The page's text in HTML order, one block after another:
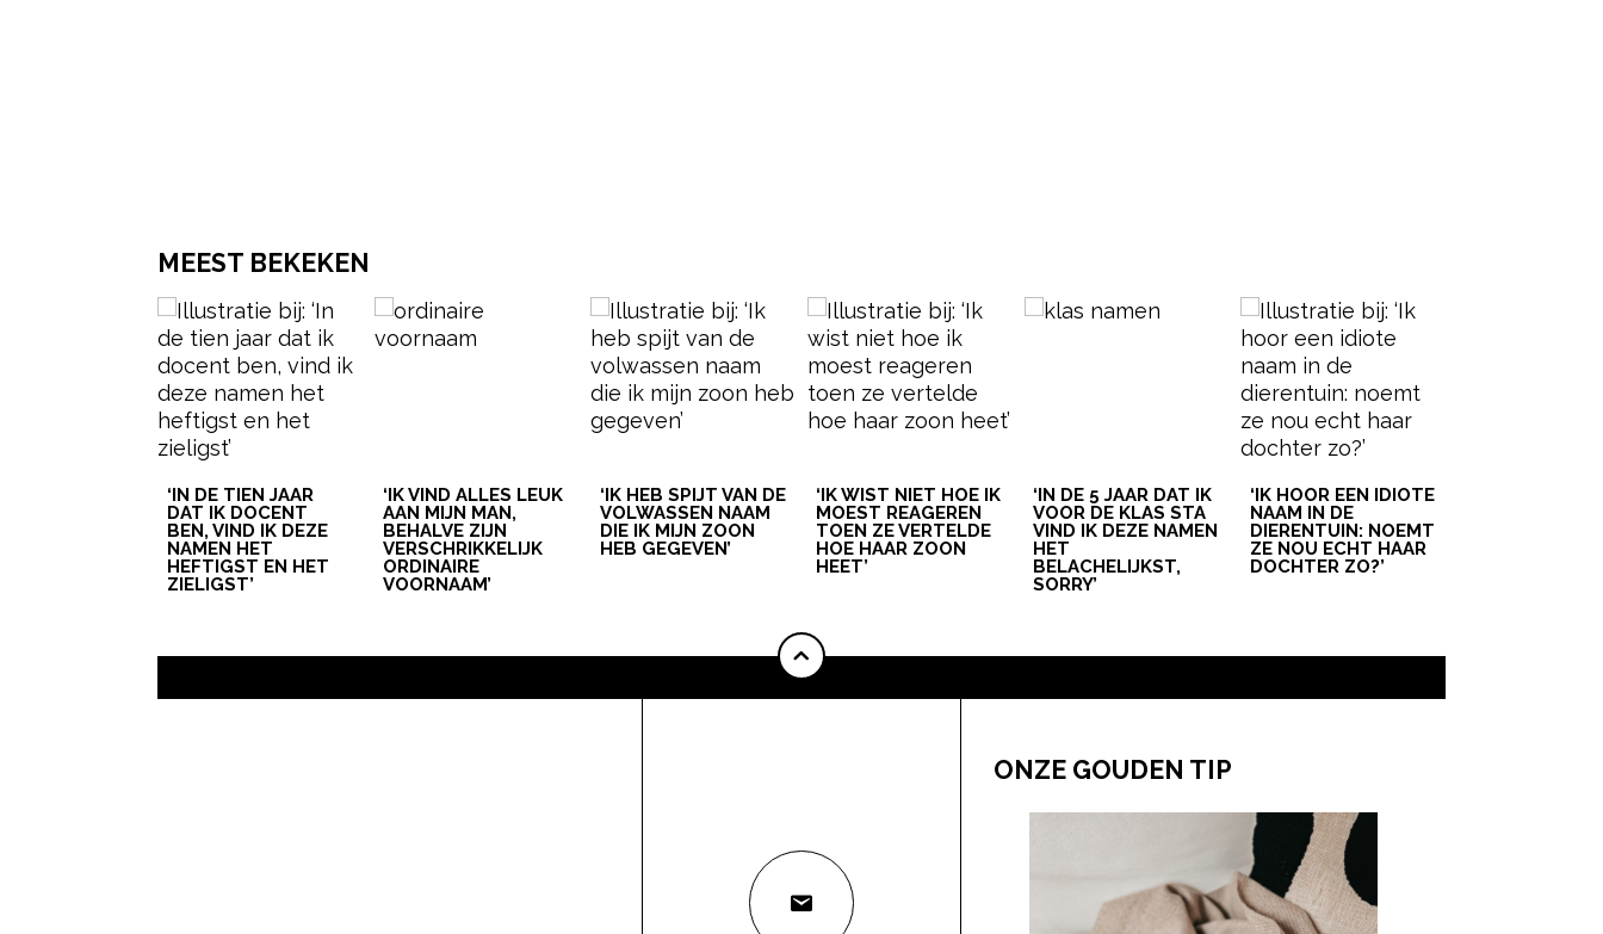
MEEST BEKEKEN
‘IN DE TIEN JAAR
DAT IK DOCENT
BEN, VIND IK DEZE
NAMEN HET
HEFTIGST EN HET
ZIELIGST’
‘IK VIND ALLES LEUK
AAN MIJN MAN,
BEHALVE ZIJN
VERSCHRIKKELIJK
ORDINAIRE
VOORNAAM’
‘IK HEB SPIJT VAN DE
VOLWASSEN NAAM
DIE IK MIJN ZOON
HEB GEGEVEN’
‘IK WIST NIET HOE IK
MOEST REAGEREN
TOEN ZE VERTELDE
HOE HAAR ZOON
HEET’
‘IN DE 5 JAAR DAT IK
VOOR DE KLAS STA
VIND IK DEZE NAMEN
HET
BELACHELIJKST,
SORRY’
‘IK HOOR EEN IDIOTE
NAAM IN DE
DIERENTUIN: NOEMT
ZE NOU ECHT HAAR
DOCHTER ZO?’
ONZE GOUDEN TIP